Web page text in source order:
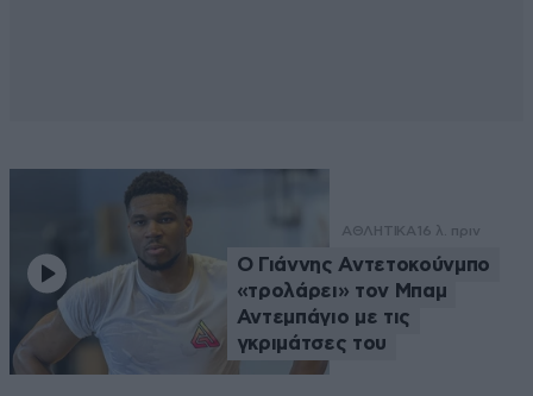
ΑΘΛΗΤΙΚΑ 16 λ. πριν
Ο Γιάννης Αντετοκούνμπο
«τρολάρει» τον Μπαμ
Αντεμπάγιο με τις
γκριμάτσες του